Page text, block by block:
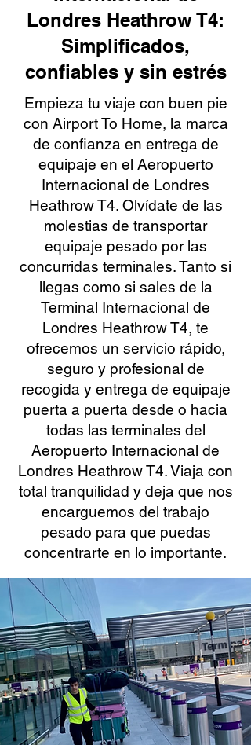
Londres Heathrow T4:
Simplificados,
confiables y sin estrés
Empieza tu viaje con buen pie
con Airport To Home, la marca
de confianza en entrega de
equipaje en el Aeropuerto
Internacional de Londres
Heathrow T4. Olvídate de las
molestias de transportar
equipaje pesado por las
concurridas terminales. Tanto si
llegas como si sales de la
Terminal Internacional de
Londres Heathrow T4, te
ofrecemos un servicio rápido,
seguro y profesional de
recogida y entrega de equipaje
puerta a puerta desde o hacia
todas las terminales del
Aeropuerto Internacional de
Londres Heathrow T4. Viaja con
total tranquilidad y deja que nos
encarguemos del trabajo
pesado para que puedas
concentrarte en lo importante.